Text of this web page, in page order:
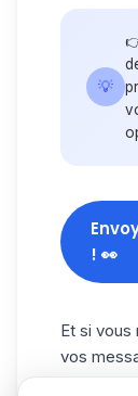
💡
! 👀
Et si vous
vos